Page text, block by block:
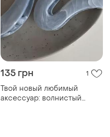
135 грн 1
Твой новый любимый
аксессуар: волнистый